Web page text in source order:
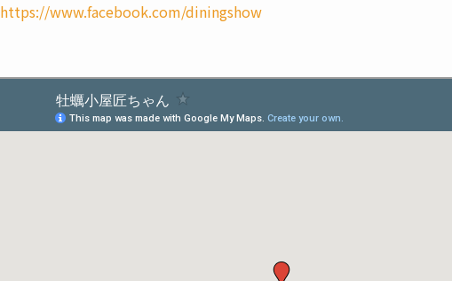
https://www.facebook.com/diningshow